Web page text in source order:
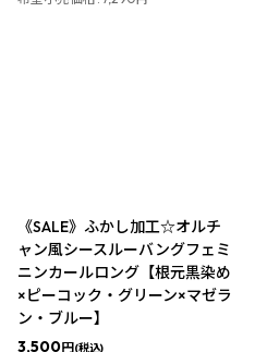
《SALE》ふかし加工☆オルチ
ャン風シースルーバングフェミ
ニンカールロング【根元黒染め
×ピーコック・グリーン×マゼラ
ン・ブルー】
3,500円(税込)